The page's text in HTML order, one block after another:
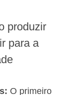
produzir
para a
O primeiro